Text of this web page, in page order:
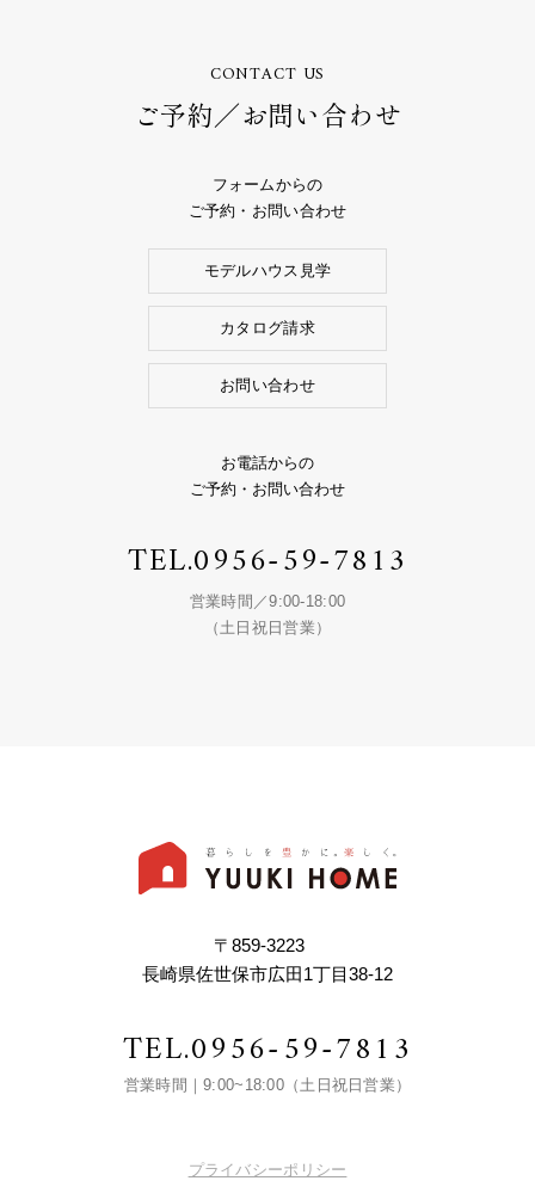
CONTACT US
ご予約／お問い合わせ
フォームからの
ご予約・お問い合わせ
モデルハウス見学
カタログ請求
お問い合わせ
お電話からの
ご予約・お問い合わせ
TEL.0956-59-7813
営業時間／9:00-18:00
（土日祝日営業）
〒859-3223
長崎県佐世保市広田1丁目38-12
TEL.0956-59-7813
営業時間｜9:00~18:00（土日祝日営業）
プライバシーポリシー